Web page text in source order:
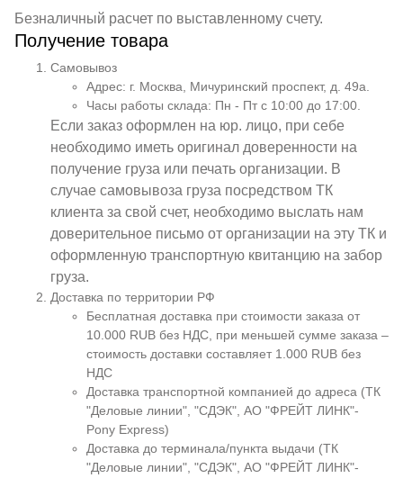
Безналичный расчет по выставленному счету.
Получение товара
Самовывоз
Адрес: г. Москва, Мичуринский проспект, д. 49а.
Часы работы склада: Пн - Пт с 10:00 до 17:00.
Если заказ оформлен на юр. лицо, при себе
необходимо иметь оригинал доверенности на
получение груза или печать организации. В
случае самовывоза груза посредством ТК
клиента за свой счет, необходимо выслать нам
доверительное письмо от организации на эту ТК и
оформленную транспортную квитанцию на забор
груза.
Доставка по территории РФ
Бесплатная доставка при стоимости заказа от
10.000 RUB без НДС, при меньшей сумме заказа –
стоимость доставки составляет 1.000 RUB без
НДС
Доставка транспортной компанией до адреса (ТК
"Деловые линии", "СДЭК", АО "ФРЕЙТ ЛИНК"-
Pony Express)
Доставка до терминала/пункта выдачи (ТК
"Деловые линии", "СДЭК", АО "ФРЕЙТ ЛИНК"-